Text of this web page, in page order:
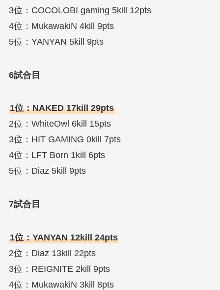
3位：COCOLOBI gaming 5kill 12pts
4位：MukawakiN 4kill 9pts
5位：YANYAN 5kill 9pts
6試合目
1位：NAKED 17kill 29pts
2位：WhiteOwl 6kill 15pts
3位：HIT GAMING 0kill 7pts
4位：LFT Born 1kill 6pts
5位：Diaz 5kill 9pts
7試合目
1位：YANYAN 12kill 24pts
2位：Diaz 13kill 22pts
3位：REIGNITE 2kill 9pts
4位：MukawakiN 3kill 8pts